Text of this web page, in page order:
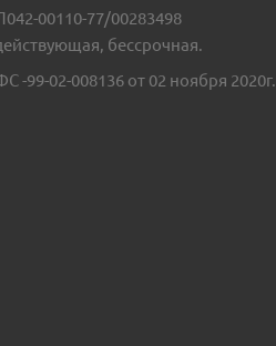
00110-77/00283498
бессрочная.
-99-02-008136 от 02 ноября 2020г.